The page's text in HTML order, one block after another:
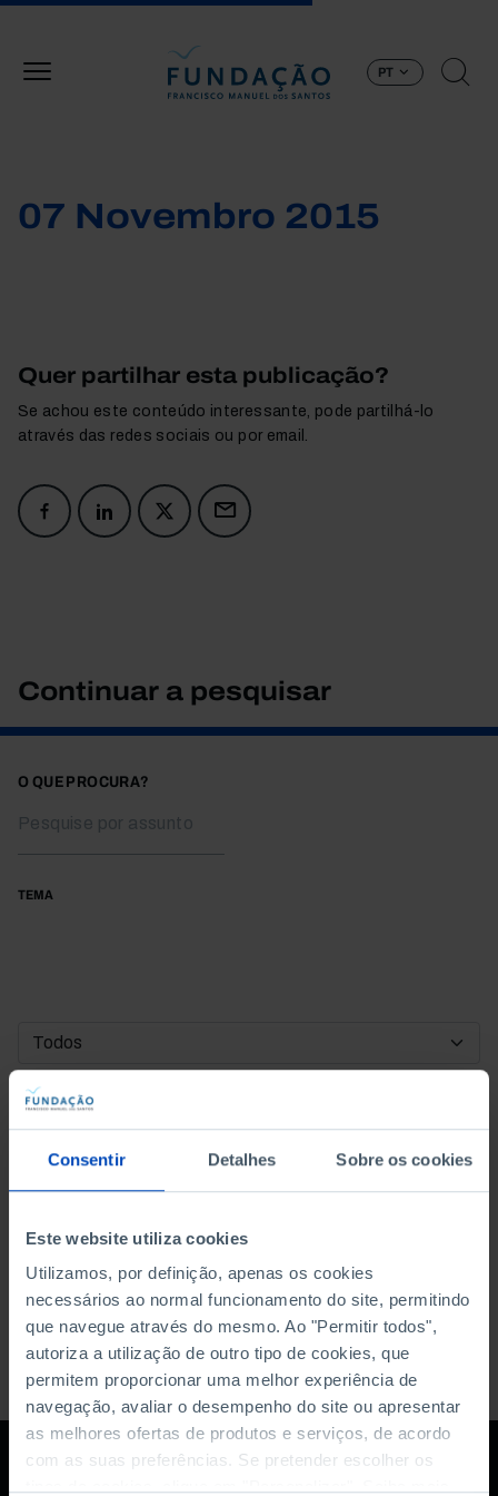
Consentir Detalhes Sobre os cookies
Este website utiliza cookies
Utilizamos, por definição, apenas os cookies
necessários ao normal funcionamento do site, permitindo
que navegue através do mesmo. Ao "Permitir todos",
autoriza a utilização de outro tipo de cookies, que
permitem proporcionar uma melhor experiência de
navegação, avaliar o desempenho do site ou apresentar
as melhores ofertas de produtos e serviços, de acordo
com as suas preferências. Se pretender escolher os
PT
07 Novembro 2015
Quer partilhar esta publicação?
Se achou este conteúdo interessante, pode partilhá-lo
através das redes sociais ou por email.
Continuar a pesquisar
O QUE PROCURA?
TEMA
DATA DE INÍCIO
DATA DE FIM